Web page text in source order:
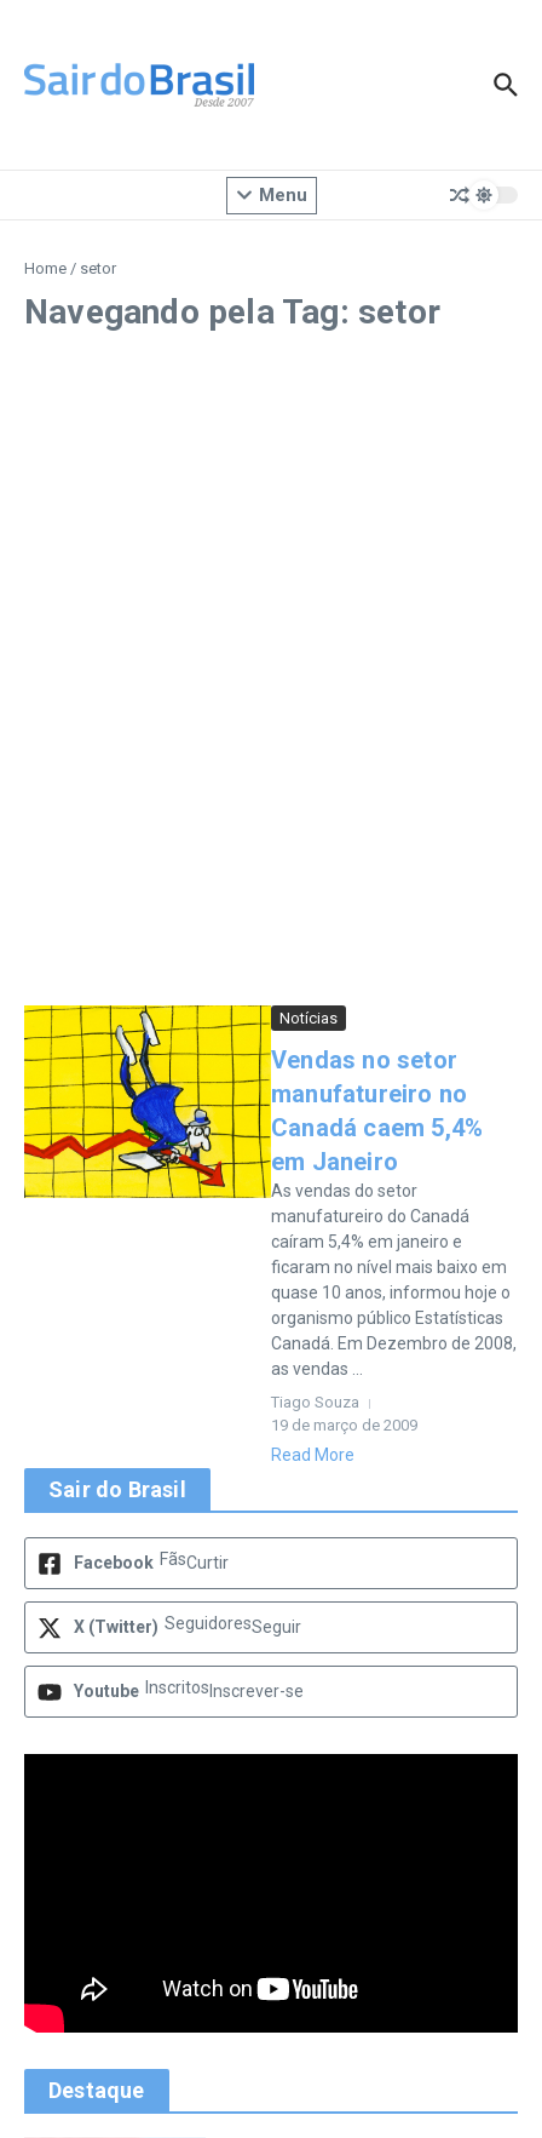
Menu
Home / setor
Navegando pela Tag: setor
Notícias
Vendas no setor
manufatureiro no
Canadá caem 5,4%
em Janeiro
As vendas do setor
manufatureiro do Canadá
caíram 5,4% em janeiro e
ficaram no nível mais baixo em
quase 10 anos, informou hoje o
organismo público Estatísticas
Canadá. Em Dezembro de 2008,
as vendas ...
Tiago Souza
19 de março de 2009
Read More
Sair do Brasil
Facebook FãsCurtir
X (Twitter) SeguidoresSeguir
Youtube Inscritos Inscrever-se
Destaque